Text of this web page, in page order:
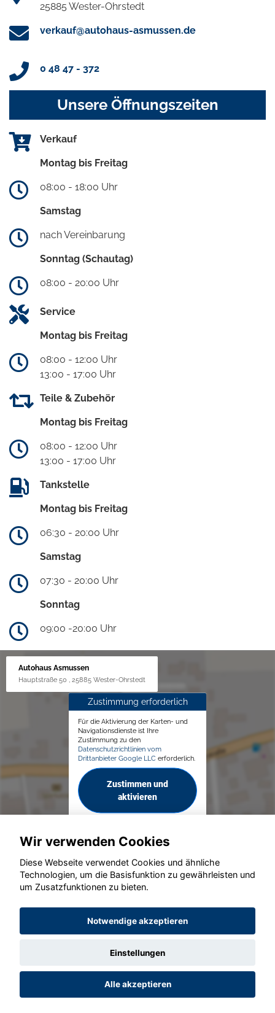
25885 Wester-Ohrstedt
verkauf@autohaus-asmussen.de
0 48 47 - 372
Unsere Öffnungszeiten
Verkauf
Montag bis Freitag
08:00 - 18:00 Uhr
Samstag
nach Vereinbarung
Sonntag (Schautag)
08:00 - 20:00 Uhr
Service
Montag bis Freitag
08:00 - 12:00 Uhr
13:00 - 17:00 Uhr
Teile & Zubehör
Montag bis Freitag
08:00 - 12:00 Uhr
13:00 - 17:00 Uhr
Tankstelle
Montag bis Freitag
06:30 - 20:00 Uhr
Samstag
07:30 - 20:00 Uhr
Sonntag
09:00 -20:00 Uhr
Autohaus Asmussen
Hauptstraße 50 , 25885 Wester-Ohrstedt
Zustimmung erforderlich
Für die Aktivierung der Karten- und
Navigationsdienste ist Ihre
Zustimmung zu den
Datenschutzrichtlinien vom
Drittanbieter Google LLC erforderlich.
Zustimmen und
aktivieren
© konjunkturmotor.de GmbH 2020 - 2026
Wir verwenden Cookies
Diese Webseite verwendet Cookies und ähnliche
Technologien, um die Basisfunktion zu gewährleisten und
um Zusatzfunktionen zu bieten.
Notwendige akzeptieren
Einstellungen
Alle akzeptieren